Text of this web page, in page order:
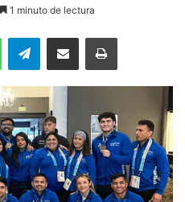
1 minuto de lectura
WhatsAppTelegramEnviar vía email Imprimir